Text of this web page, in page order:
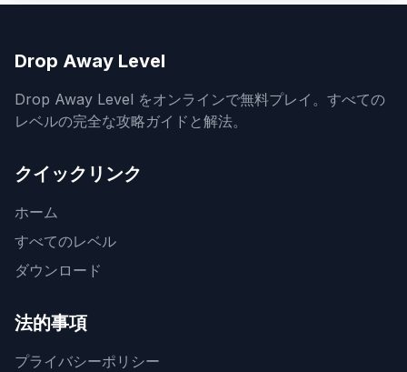
Drop Away Level
Drop Away Level をオンラインで無料プレイ。すべての
レベルの完全な攻略ガイドと解法。
クイックリンク
ホーム
すべてのレベル
ダウンロード
法的事項
プライバシーポリシー